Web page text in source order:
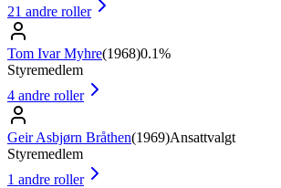
21 andre roller
Tom Ivar Myhre(1968)0.1%
Styremedlem
4 andre roller
Geir Asbjørn Bråthen(1969)Ansattvalgt
Styremedlem
1 andre roller